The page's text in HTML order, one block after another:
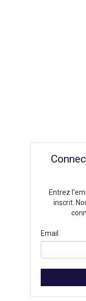
Entrez
inscrit.
Email